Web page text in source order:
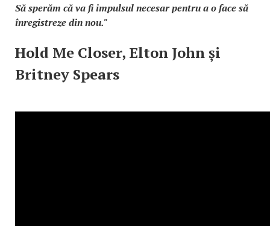
Să sperăm că va fi impulsul necesar pentru a o face să
înregistreze din nou."
Hold Me Closer, Elton John și
Britney Spears